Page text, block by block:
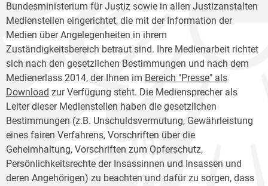
Bundesministerium für Justiz sowie in allen Justizanstalten
Medienstellen eingerichtet, die mit der Information der
Medien über Angelegenheiten in ihrem
Zuständigkeitsbereich betraut sind. Ihre Medienarbeit richtet
sich nach den gesetzlichen Bestimmungen und nach dem
Medienerlass 2014, der Ihnen im Bereich "Presse" als
Download zur Verfügung steht. Die Mediensprecher als
Leiter dieser Medienstellen haben die gesetzlichen
Bestimmungen (z.B. Unschuldsvermutung, Gewährleistung
eines fairen Verfahrens, Vorschriften über die
Geheimhaltung, Vorschriften zum Opferschutz,
Persönlichkeitsrechte der Insassinnen und Insassen und
deren Angehörigen) zu beachten und dafür zu sorgen, dass